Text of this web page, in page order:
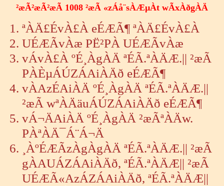
²æÃ²æÃ²æÃ 1008 ²æÃ «zÁå¨sÀÆµÀt wÃxÀðgÀÄ
ªÀÄ£ÉvÀ£À eÉÆÃ¶ ªÀÄ£ÉvÀ£À
UÉÆÃvÀæ PË²PÀ UÉÆÃvÀæ
vÁvÀ£À ºÉ¸ÀgÀÄ ªÉÃ.ªÀÄÆ.|| ²æÃ
PÀÈµÁÚZÁAiÀÄð eÉÆÃ¶
vÀAzÉAiÀÄ ºÉ¸ÀgÀÄ ªÉÃ.ªÀÄÆ.||
²æÃ wªÀÄäuÁÚZÁAiÀÄð eÉÆÃ¶
vÁ¬ÄAiÀÄ ºÉ¸ÀgÀÄ ²æÃªÀÄw.
PÀªÀÄ¯Á¨Á¬Ä
¸ÀºÉÆÃzÀgÀgÀÄ ªÉÃ.ªÀÄÆ.|| ²æÃ
gÀAUÁZÁAiÀÄð, ªÉÃ.ªÀÄÆ|| ²æÃ
UÉÆÃ«AzÁZÁAiÀÄð, ªÉÃ.ªÀÄÆ||